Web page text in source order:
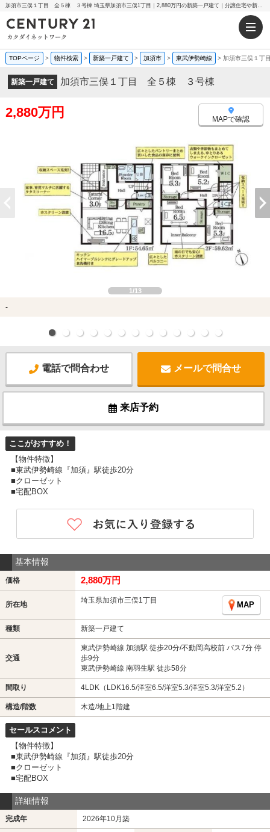
加須市三俣１丁目 全５棟 ３号棟 埼玉県加須市三俣1丁目｜2,880万円の新築一戸建て｜分譲住宅や新築物件｜センチュリー21カクダイネットワーク
TOPページ > 物件検索 > 新築一戸建て > 加須市 > 東武伊勢崎線 > 加須市三俣１
新築一戸建て 加須市三俣１丁目 全５棟 ３号棟
2,880万円 MAPで確認
1/13
-
電話で問合わせ メールで問合せ
来店予約
ここがおすすめ！
【物件特徴】
■東武伊勢崎線『加須』駅徒歩20分
■クローゼット
■宅配BOX
基本情報
価格 2,880万円
所在地 埼玉県加須市三俣1丁目
MAP
種類 新築一戸建て
交通
東武伊勢崎線 加須駅 徒歩20分/不動岡高校前 バス7分 停
歩9分
東武伊勢崎線 南羽生駅 徒歩58分
間取り 4LDK（LDK16.5/洋室6.5/洋室5.3/洋室5.3/洋室5.2）
構造/階数 木造/地上1階建
セールスコメント
【物件特徴】
■東武伊勢崎線『加須』駅徒歩20分
■クローゼット
■宅配BOX
詳細情報
完成年 2026年10月築